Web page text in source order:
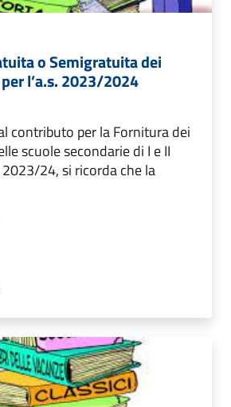
o Semigratuita dei
l’a.s. 2023/2024
contributo per la Fornitura dei
scuole secondarie di I e II
24, si ricorda che la